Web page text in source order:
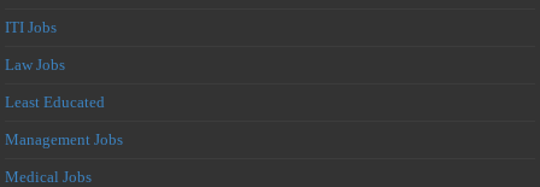
ITI Jobs
Law Jobs
Least Educated
Management Jobs
Medical Jobs